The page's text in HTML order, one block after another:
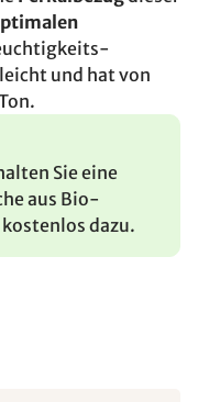
und hat von
Sie eine
aus Bio-
dazu.